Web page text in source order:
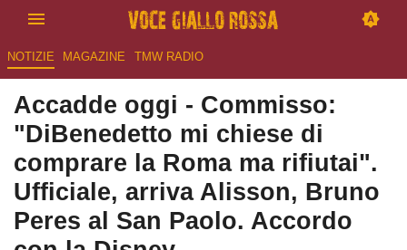
NOTIZIE MAGAZINE TMW RADIO
Accadde oggi - Commisso:
"DiBenedetto mi chiese di
comprare la Roma ma rifiutai".
Ufficiale, arriva Alisson, Bruno
Peres al San Paolo. Accordo